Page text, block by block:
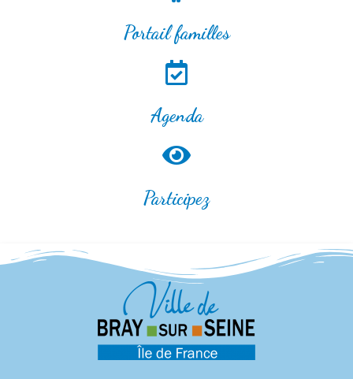
Portail familles
Agenda
Participez